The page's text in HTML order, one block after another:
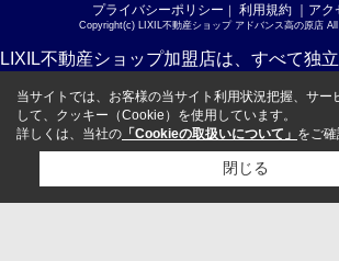
プライバシーポリシー ｜ 利用規約 ｜ア
Copyright(c) LIXIL不動産ショップ アドバンス高の原店
LIXIL不動産ショップ加盟店は、すべて独
当サイトでは、お客様の当サイト利用状況把握、サー
して、クッキー（Cookie）を使用しています。
詳しくは、当社の 「Cookieの取扱いについて」 をご確
閉じる